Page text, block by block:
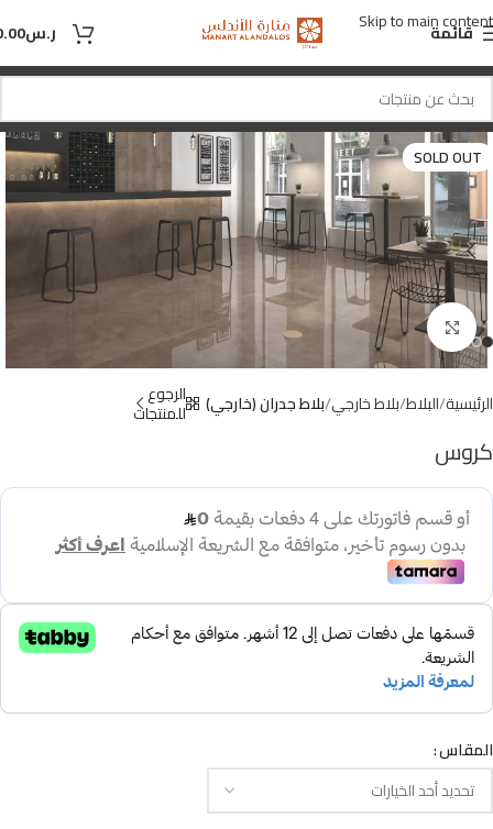
Skip to main content
قائمة ر.س
SOLD OUT
Click to enlarge
الرئيسية البلاط بلاط خارجي بلاط جدران (خارجي) الرجوع
للمنتجات
كروس
المقاس